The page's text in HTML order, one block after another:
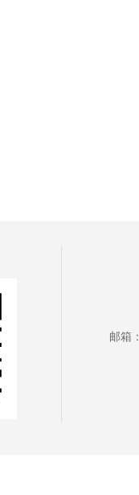
邮箱：